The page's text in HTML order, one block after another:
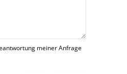
meiner Anfrage